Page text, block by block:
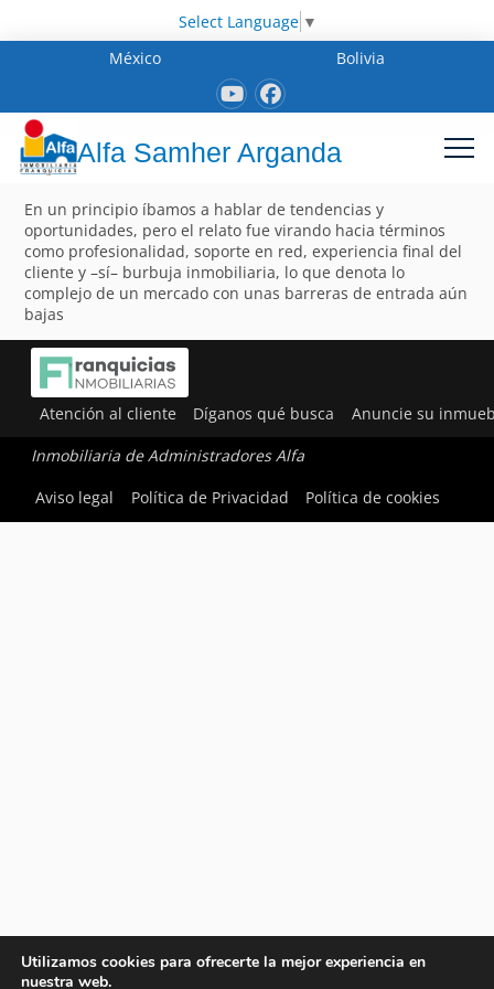
Select Language ▼
México
Bolivia
Alfa Samher Arganda
En un principio íbamos a hablar de tendencias y
oportunidades, pero el relato fue virando hacia términos
como profesionalidad, soporte en red, experiencia final del
cliente y –sí– burbuja inmobiliaria, lo que denota lo
complejo de un mercado con unas barreras de entrada aún
bajas
Atención al cliente Díganos qué busca Anuncie su
Inmobiliaria de Administradores Alfa
Aviso legal
Política de Privacidad Política de cookies
Utilizamos cookies para ofrecerte la mejor experiencia en
nuestra web.